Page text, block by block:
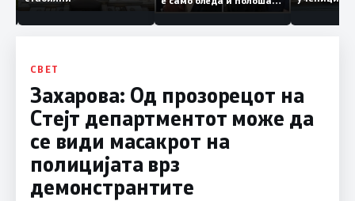
копија дури и од Зоран
Заев
СВЕТ
Захарова: Од прозорецот на
Стејт департментот може да
се види масакрот на
полицијата врз
демонстрантите